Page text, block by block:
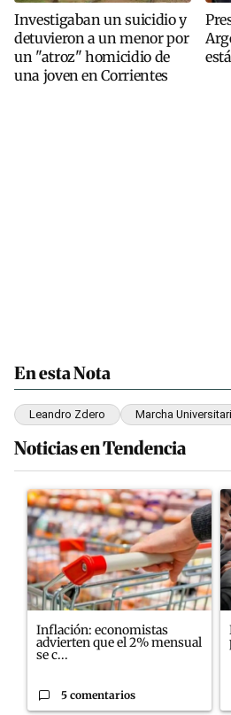
Investigaban un suicidio y
detuvieron a un menor por
un "atroz" homicidio de
una joven en Corrientes
En esta Nota
Leandro Zdero Marcha
Noticias en Tendencia
Este listado muestra los artículos
Un artículo de tendencia con el
Inflación: economistas
advierten que el 2% mensual
se c...
5 comentarios